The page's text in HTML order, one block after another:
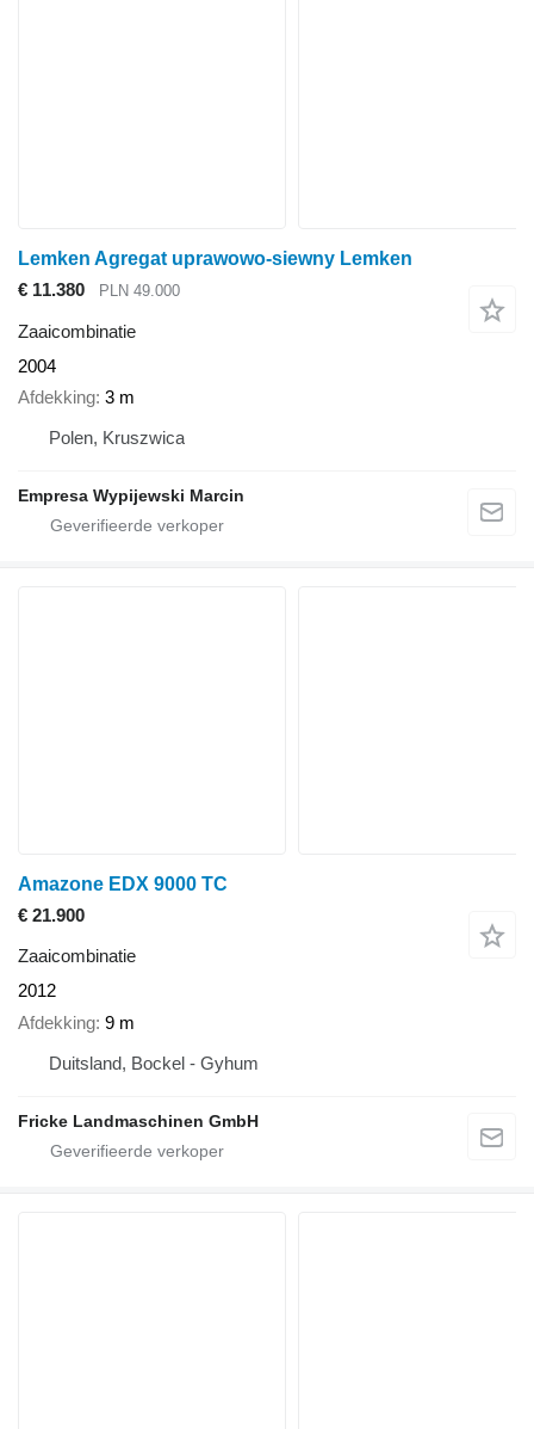
Lemken Agregat uprawowo-siewny Lemken
€ 11.380
PLN 49.000
Zaaicombinatie
2004
Afdekking 3 m
Polen, Kruszwica
Empresa Wypijewski Marcin
Amazone EDX 9000 TC
€ 21.900
Zaaicombinatie
2012
Afdekking 9 m
Duitsland, Bockel - Gyhum
Fricke Landmaschinen GmbH